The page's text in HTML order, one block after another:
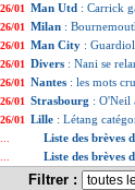
26/01 Man Utd : Carrick
26/01 Milan :
26/01 Man City :
26/01 Divers : Nani se
26/01 Nantes : les mots
26/01 Strasbourg : O'Neil
26/01 Lille : Létang
Liste des brèves
Liste des brèves
Filtrer :